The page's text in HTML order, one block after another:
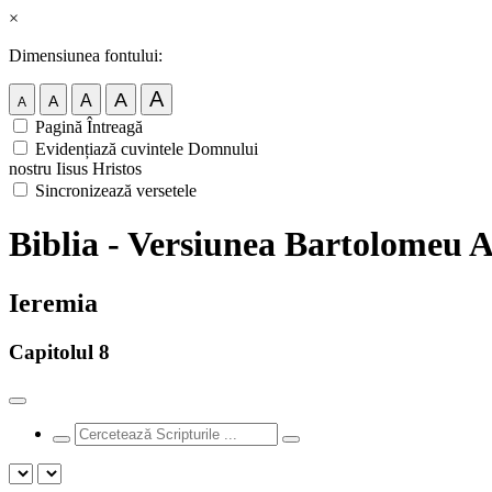
×
Dimensiunea fontului:
A A A A A
Pagină Întreagă
Evidențiază cuvintele Domnului
nostru Iisus Hristos
Sincronizează versetele
Biblia - Versiunea Bartolomeu
Ieremia
Capitolul 8